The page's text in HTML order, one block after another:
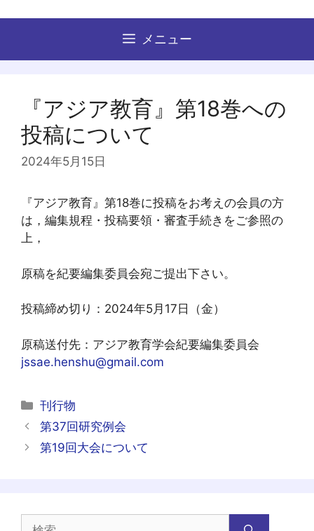
ン
メニュー
『アジア教育』第18巻への
投稿について
2024年5月15日
『アジア教育』第18巻に投稿をお考えの会員の方
は，編集規程・投稿要領・審査手続きをご参照の
上，
原稿を紀要編集委員会宛ご提出下さい。
投稿締め切り：2024年5月17日（金）
原稿送付先：アジア教育学会紀要編集委員会
jssae.henshu@gmail.com
カ
テ
ゴ
リ
刊行物
投
稿
ー
第37回研究例会
第19回大会について